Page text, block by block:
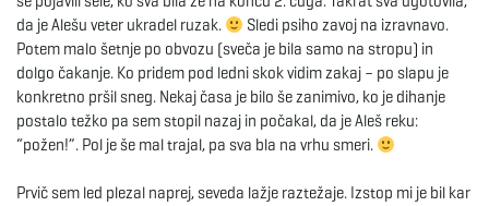
l
da je Alešu veter ukradel ruzak.
Sledi psiho zavoj na izravnavo.
Potem malo šetnje po obvozu (sveča je bila samo na stropu) in
dolgo čakanje. Ko pridem pod ledni skok vidim zakaj – po slapu je
konkretno pršil sneg. Nekaj časa je bilo še zanimivo, ko je dihanje
postalo težko pa sem stopil nazaj in počakal, da je Aleš reku:
“požen!”. Pol je še mal trajal, pa sva bla na vrhu smeri.
Prvič sem led plezal naprej, seveda lažje raztežaje. Izstop mi je bil kar